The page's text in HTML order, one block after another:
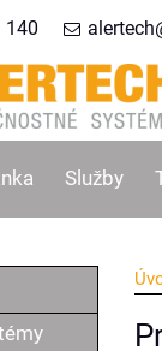
140
Služby